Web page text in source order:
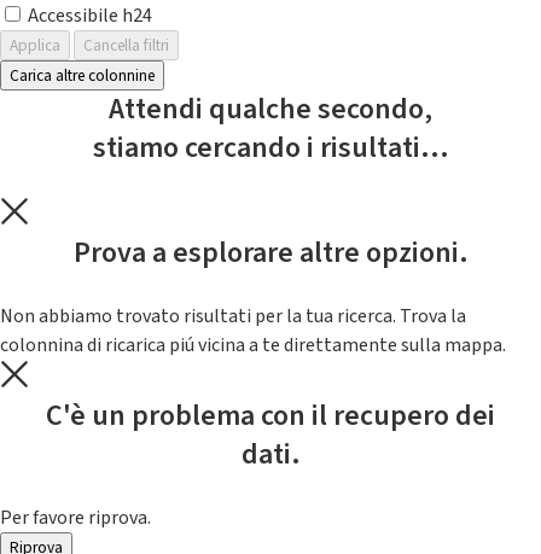
Accessibile h24
Applica
Cancella filtri
Carica altre colonnine
Attendi qualche secondo,
stiamo cercando i risultati...
Prova a esplorare altre opzioni.
Non abbiamo trovato risultati per la tua ricerca. Trova la
colonnina di ricarica piú vicina a te direttamente sulla mappa.
C'è un problema con il recupero dei
dati.
Per favore riprova.
Riprova